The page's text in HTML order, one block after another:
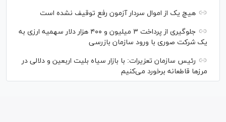
هیچ یک از اموال سردار آزمون رفع توقیف نشده است
جلوگیری از پرداخت ۳ میلیون و ۴۰۰ هزار دلار سهمیه ارزی به
یک شرکت صوری با ورود سازمان بازرسی
رئیس سازمان تعزیرات: با بازار سیاه بلیت اربعین و دلالی در
مرز‌ها قاطعانه برخورد می‌کنیم